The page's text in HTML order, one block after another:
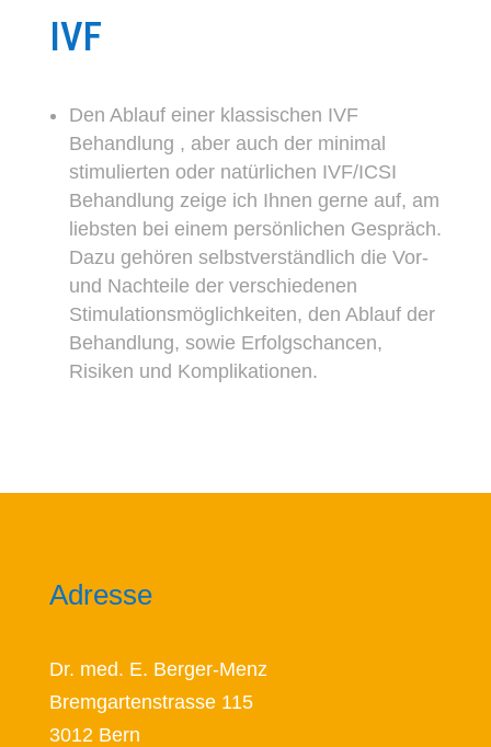
IVF
Den Ablauf einer klassischen IVF
Behandlung , aber auch der minimal
stimulierten oder natürlichen IVF/ICSI
Behandlung zeige ich Ihnen gerne auf, am
liebsten bei einem persönlichen Gespräch.
Dazu gehören selbstverständlich die Vor-
und Nachteile der verschiedenen
Stimulationsmöglichkeiten, den Ablauf der
Behandlung, sowie Erfolgschancen,
Risiken und Komplikationen.
Adresse
Dr. med. E. Berger-Menz
Bremgartenstrasse 115
3012 Bern